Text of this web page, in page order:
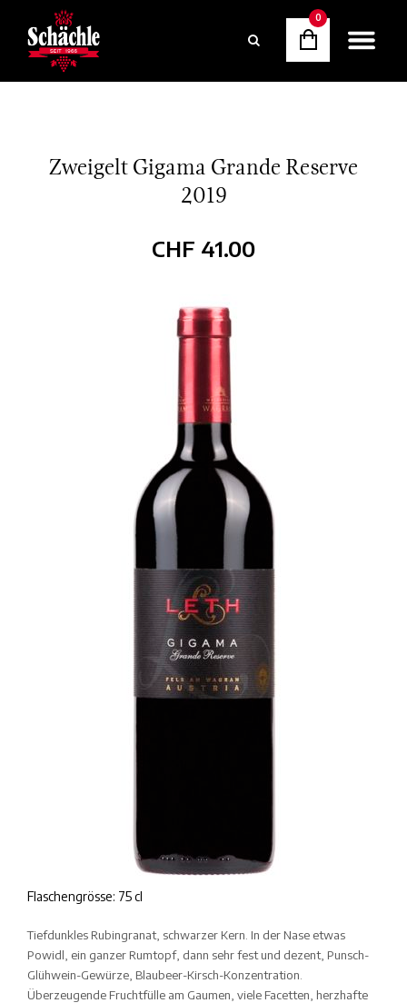
0
Zweigelt Gigama Grande Reserve
2019
CHF 41.00
Flaschengrösse: 75 cl
Tiefdunkles Rubingranat, schwarzer Kern. In der Nase etwas
Powidl, ein ganzer Rumtopf, dann sehr fest und dezent, Punsch-
Glühwein-Gewürze, Blaubeer-Kirsch-Konzentration.
Überzeugende Fruchtfülle am Gaumen, viele Facetten, herzhafte